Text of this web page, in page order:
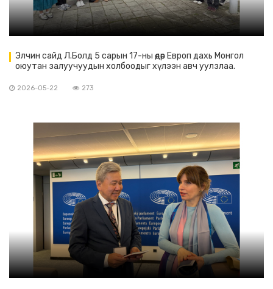
Элчин сайд Л.Болд 5 сарын 17-ны өдөр Европ дахь Монгол
оюутан залуучуудын холбоодыг хүлээн авч уулзлаа.
2026-05-22 273